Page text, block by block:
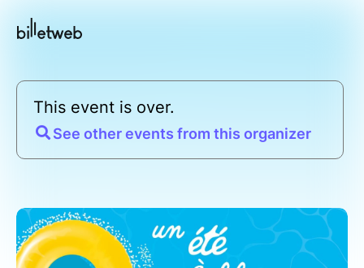
This event is over.
See other events from this organizer